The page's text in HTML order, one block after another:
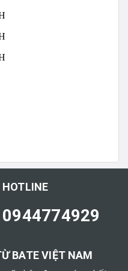
HOTLINE
0944774929
BATE VIỆT NAM